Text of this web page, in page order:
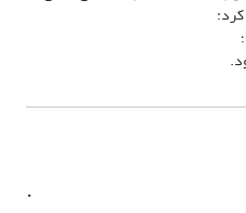
.